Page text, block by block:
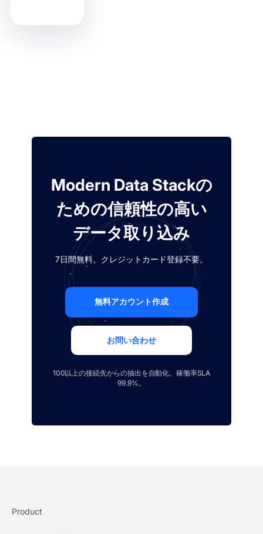
Modern Data Stackの
ための信頼性の高い
データ取り込み
7日間無料。クレジットカード登録不要。
無料アカウント作成
お問い合わせ
100以上の接続先からの抽出を自動化。稼働率SLA
99.9%。
Product